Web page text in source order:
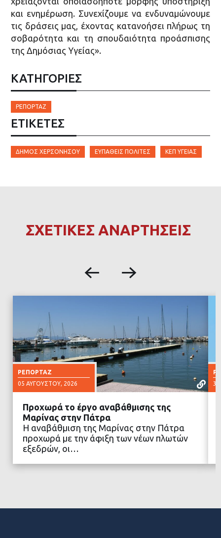
και ενημέρωση. Συνεχίζουμε να ενδυναμώνουμε
τις δράσεις μας, έχοντας κατανοήσει πλήρως τη
σοβαρότητα και τη σπουδαιότητα προάσπισης
της Δημόσιας Υγείας».
ΚΑΤΗΓΟΡΙΕΣ
ΡΕΠΟΡΤΆΖ
ΕΤΙΚΈΤΕΣ
ΔΉΜΟΣ ΧΕΡΣΟΝΉΣΟΥ ΕΥΠΑΘΕΊΣ ΠΟΛΊΤΕΣ ΚΕΠ ΥΓΕΊΑΣ
ΣΧΕΤΙΚΕΣ ΑΝΑΡΤΗΣΕΙΣ
ΡΕΠΟΡΤΆΖ
05 ΑΥΓΟΎΣΤΟΥ, 2026
ΔΙΑΒΑΣΤΕ ΠΕΡΙΣΣΟΤΕΡΑ
Προχωρά το έργο αναβάθμισης της
Μαρίνας στην Πάτρα
Η αναβάθμιση της Μαρίνας στην Πάτρα
προχωρά με την άφιξη των νέων πλωτών
εξεδρών, οι…
30